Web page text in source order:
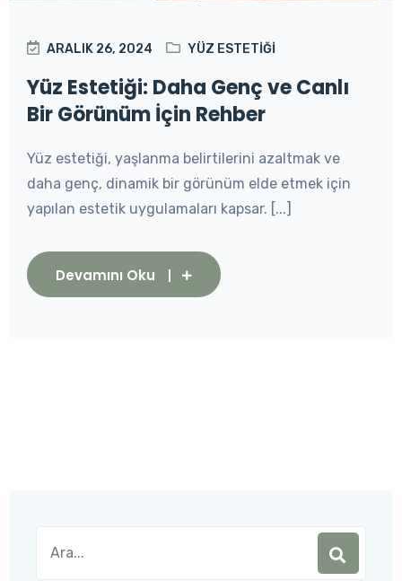
ARALIK 26, 2024 YÜZ ESTETIĞI
Yüz Estetiği: Daha Genç ve Canlı
Bir Görünüm İçin Rehber
Yüz estetiği, yaşlanma belirtilerini azaltmak ve
daha genç, dinamik bir görünüm elde etmek için
yapılan estetik uygulamaları kapsar. [...]
Devamını Oku